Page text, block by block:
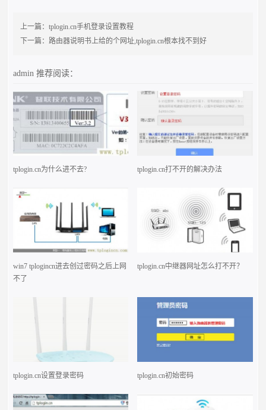
上一篇：tplogin.cn手机登录设置教程
下一篇： 路由器说明书上给的个网址,tplogin.cn根本找不到好
admin推荐阅读：
tplogin.cn为什么进不去? tplogin.cn打不开的解决办法
win7 tplogincn进去创过密码之后上网
不了
tplogin.cn中继器网址怎么打不开？
tplogin.cn设置登录密码 tplogin.cn初始密码